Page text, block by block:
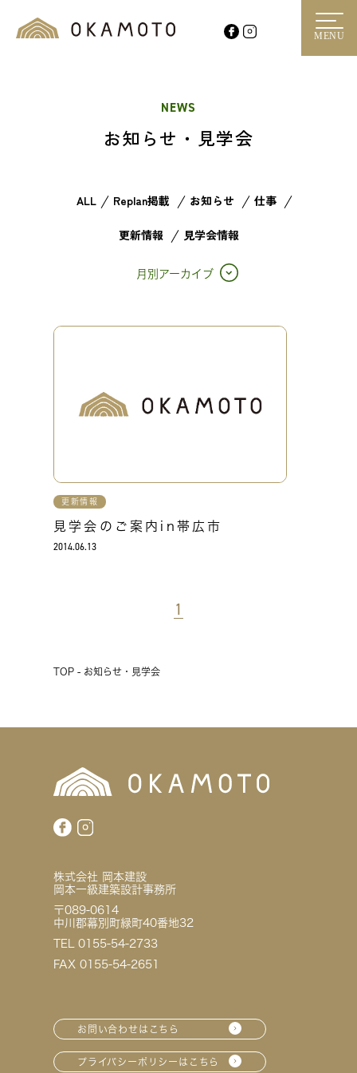
MENU
NEWS
お知らせ・見学会
ALL Replan掲載 お知らせ 仕事
更新情報 見学会情報
月別アーカイブ
更新情報
見学会のご案内in帯広市
2014.06.13
1
TOP - お知らせ・見学会
株式会社 岡本建設
岡本一級建築設計事務所
〒089-0614
中川郡幕別町緑町40番地32
TEL 0155-54-2733
FAX 0155-54-2651
お問い合わせはこちら
プライバシーポリシーはこちら